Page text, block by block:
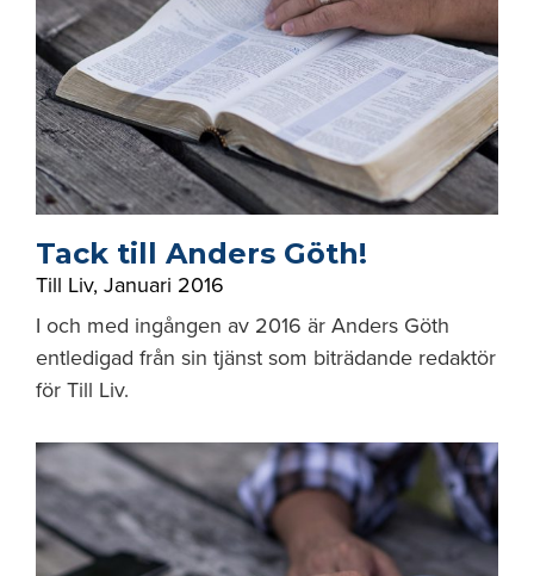
Tack till Anders Göth!
Till Liv, Januari 2016
I och med ingången av 2016 är Anders Göth
entledigad från sin tjänst som biträdande redaktör
för Till Liv.